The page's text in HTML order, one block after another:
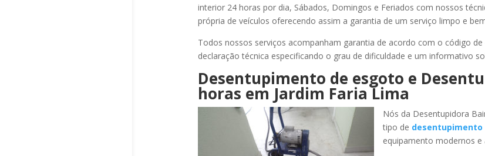
interior 24 horas por dia, Sábados, Domingos e Feriados com nossos
própria de veículos oferecendo assim a garantia de um serviço limpo e
Todos nossos serviços acompanham garantia de acordo com o código
declaração técnica especificando o grau de dificuldade e um informativo
Desentupimento de esgoto e
horas em Jardim Faria Lima
Nós da Desentupidora
tipo de desentupimento
equipamento modernos e